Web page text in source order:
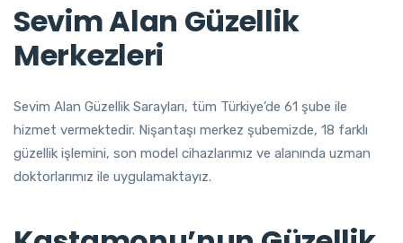
Sevim Alan Güzellik
Merkezleri
Sevim Alan Güzellik Sarayları, tüm Türkiye’de 61 şube ile
hizmet vermektedir. Nişantaşı merkez şubemizde, 18 farklı
güzellik işlemini, son model cihazlarımız ve alanında uzman
doktorlarımız ile uygulamaktayız.